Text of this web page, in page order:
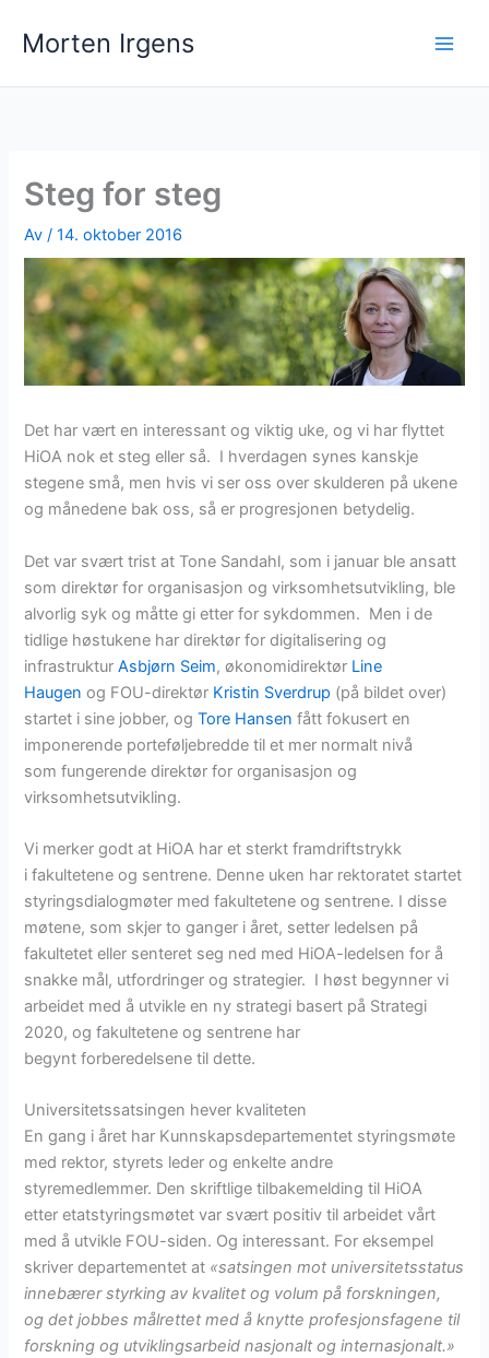
innholdet
Morten Irgens
Steg for steg
Av /14. oktober 2016
Det har vært en interessant og viktig uke, og vi har flyttet
HiOA nok et steg eller så. I hverdagen synes kanskje
stegene små, men hvis vi ser oss over skulderen på ukene
og månedene bak oss, så er progresjonen betydelig.
Det var svært trist at Tone Sandahl, som i januar ble ansatt
som direktør for organisasjon og virksomhetsutvikling, ble
alvorlig syk og måtte gi etter for sykdommen. Men i de
tidlige høstukene har direktør for digitalisering og
infrastrukturAsbjørn Seim, økonomidirektør Line
Haugen og FOU-direktør Kristin Sverdrup (på bildet over)
startet i sine jobber, ogTore Hansen fått fokusert en
imponerende porteføljebredde til et mer normalt nivå
som fungerende direktør for organisasjon og
virksomhetsutvikling.
Vi merker godt at HiOA har et sterkt framdriftstrykk
i fakultetene og sentrene. Denne uken har rektoratet startet
styringsdialogmøter med fakultetene og sentrene. I disse
møtene, som skjer to ganger i året, setter ledelsen på
fakultetet eller senteret seg ned med HiOA-ledelsen for å
snakke mål, utfordringer og strategier. I høst begynner vi
arbeidet med å utvikle en ny strategi basert på Strategi
2020, og fakultetene og sentrene har
begynt forberedelsene til dette.
Universitetssatsingen hever kvaliteten
En gang i året har Kunnskapsdepartementet styringsmøte
med rektor, styrets leder og enkelte andre
styremedlemmer. Den skriftlige tilbakemelding til HiOA
etter etatstyringsmøtet var svært positiv til arbeidet vårt
med å utvikle FOU-siden. Og interessant. For eksempel
skriver departementet at «satsingen mot universitetsstatus
innebærer styrking av kvalitet og volum på forskningen,
og det jobbes målrettet med å knytte profesjonsfagene til
forskning og utviklingsarbeid nasjonalt og internasjonalt.»